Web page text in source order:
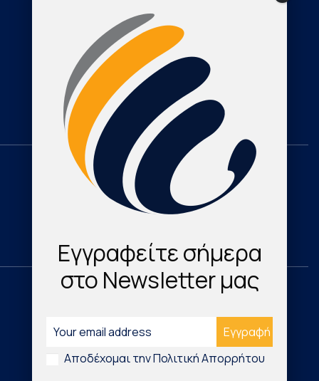
The Journal
Cardioresearch TV
Contact
Domestic
Research & Publications
Cardio Map Greece
International
Νέα Τεχνολογικά Προϊόντα
Digital Health & Innovation
Εγγραφείτε σήμερα
στο Newsletter μας
Αποδέχομαι την Πολιτική Απορρήτου